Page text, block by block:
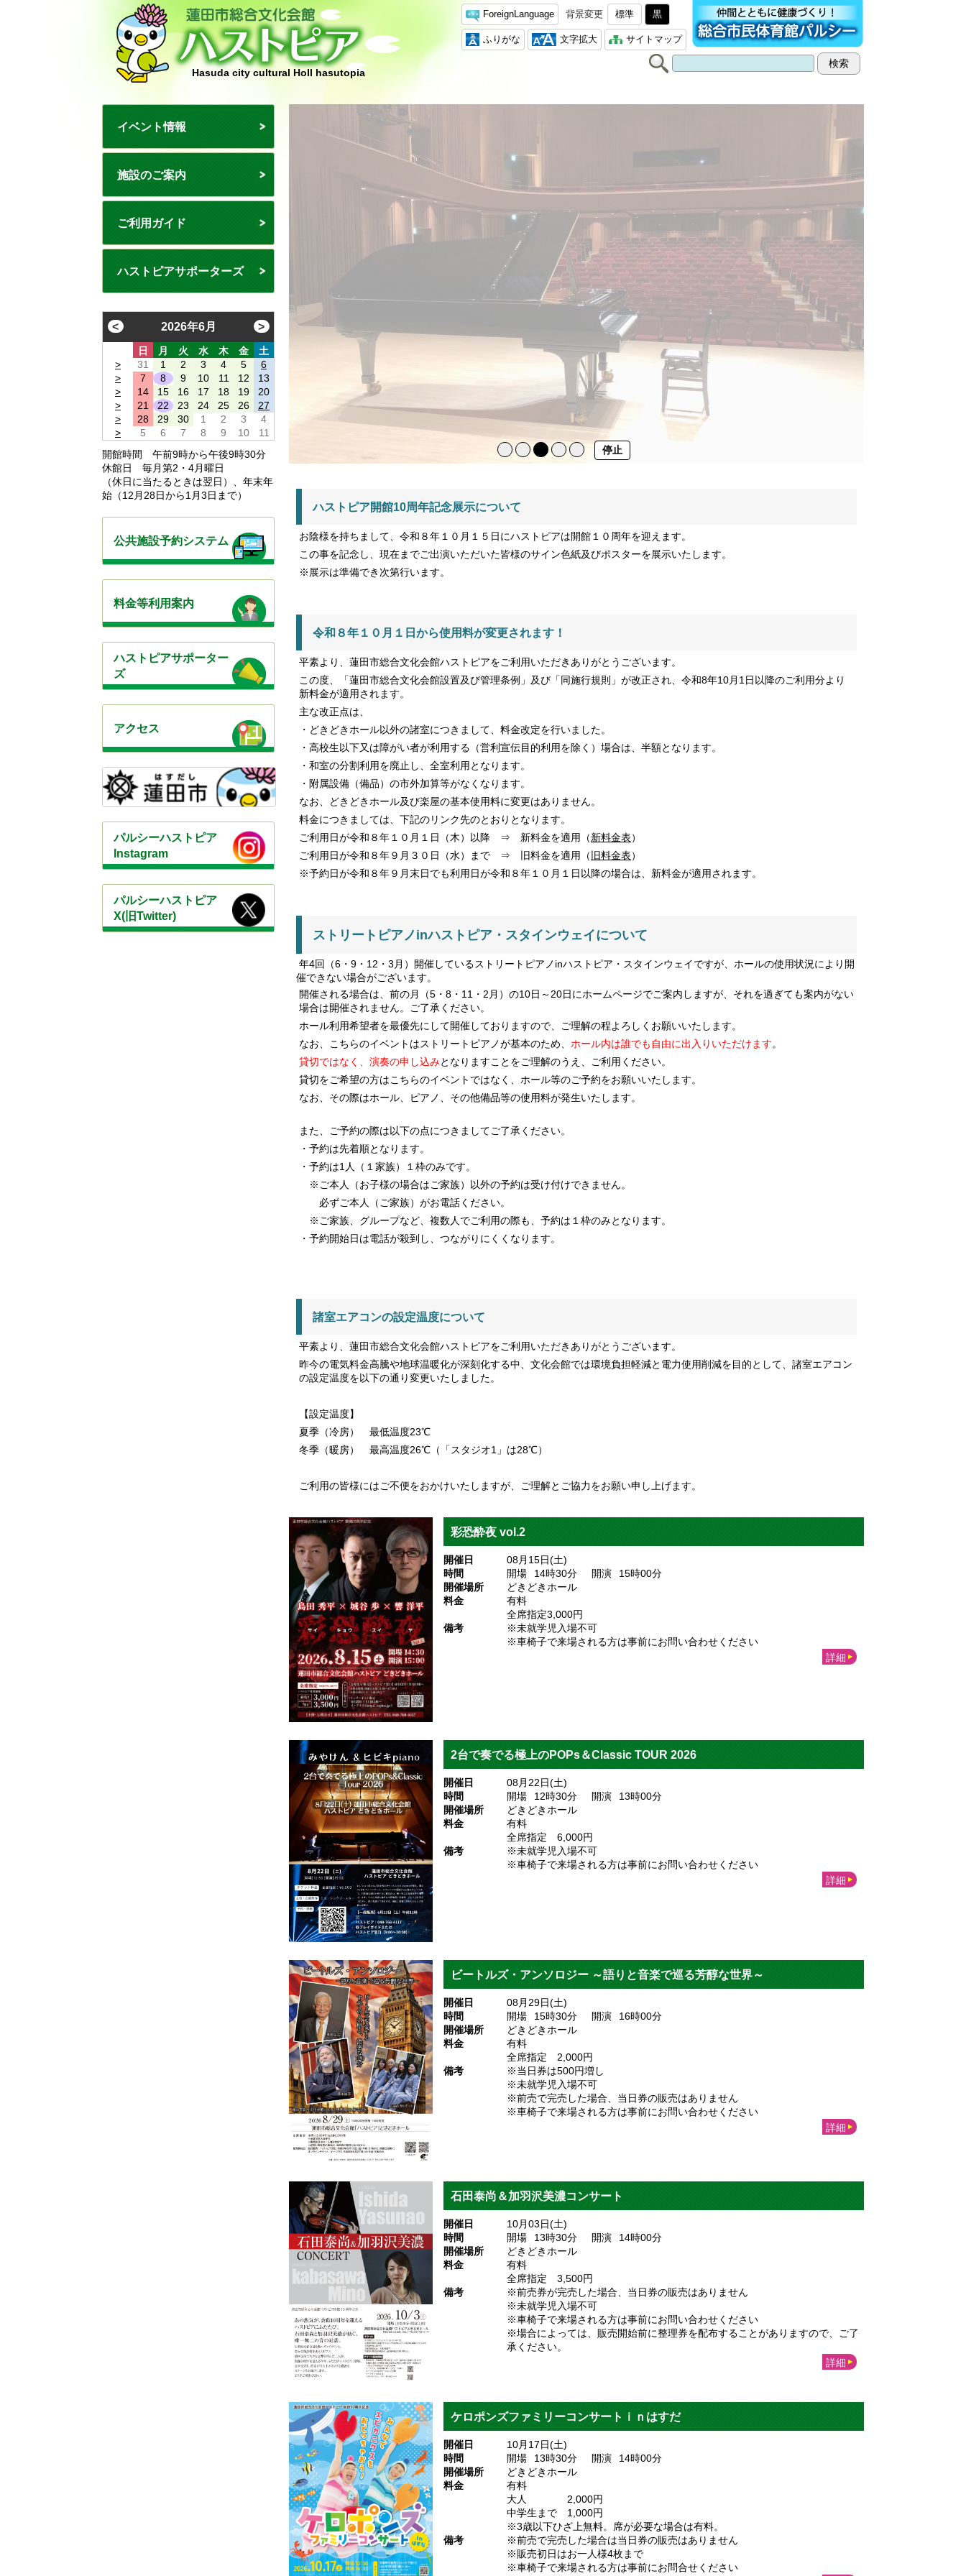
ForeignLanguage 背景変更 標準 黒
ふりがな 文字拡大 サイトマップ
Hasuda city cultural Holl hasutopia
イベント情報
施設のご案内
ご利用ガイド
ハストピアサポーターズ
< 2026年6月 >
日 月 火 水 木 金
土
>
31 1 2 3 4 5
6
>
7 8 9 10 11 12
13
>
14 15 16 17 18 19
20
>
21 22 23 24 25 26
27
>
28 29 30 1 2 3
4
>
5 6 7 8 9 10
11
開館時間 午前9時から午後9時30分
休館日 毎月第2・4月曜日
（休日に当たるときは翌日）、年末年
始（12月28日から1月3日まで）
公共施設予約システム
料金等利用案内
ハストピアサポーター
ズ
アクセス
パルシーハストピア
Instagram
パルシーハストピア
X(旧Twitter)
停止
ハストピア開館10周年記念展示について
お陰様を持ちまして、令和８年１０月１５日にハストピアは開館１０周年を迎えます。
この事を記念し、現在までご出演いただいた皆様のサイン色紙及びポスターを展示いたします。
※展示は準備でき次第行います。
令和８年１０月１日から使用料が変更されます！
平素より、蓮田市総合文化会館ハストピアをご利用いただきありがとうございます。
この度、「蓮田市総合文化会館設置及び管理条例」及び「同施行規則」が改正され、令和8年10月1日以降のご利用分より
新料金が適用されます。
主な改正点は、
・どきどきホール以外の諸室につきまして、料金改定を行いました。
・高校生以下又は障がい者が利用する（営利宣伝目的利用を除く）場合は、半額となります。
・和室の分割利用を廃止し、全室利用となります。
・附属設備（備品）の市外加算等がなくなります。
なお、どきどきホール及び楽屋の基本使用料に変更はありません。
料金につきましては、下記のリンク先のとおりとなります。
ご利用日が令和８年１０月１日（木）以降 ⇒ 新料金を適用（新料金表）
ご利用日が令和８年９月３０日（水）まで ⇒ 旧料金を適用（ 旧料金表）
※予約日が令和８年９月末日でも利用日が令和８年１０月１日以降の場合は、新料金が適用されます。
ストリートピアノinハストピア・スタインウェイについて
年4回（6・9・12・3月）開催しているストリートピアノinハストピア・スタインウェイですが、ホールの使用状況により開
催できない場合がございます。
開催される場合は、前の月（5・8・11・2月）の10日～20日にホームページでご案内しますが、それを過ぎても案内がない
場合は開催されません。ご了承ください。
ホール利用希望者を最優先にして開催しておりますので、ご理解の程よろしくお願いいたします。
なお、こちらのイベントはストリートピアノが基本のため、 ホール内は誰でも自由に出入りいただけます。
貸切ではなく、演奏の申し込みとなりますことをご理解のうえ、ご利用ください。
貸切をご希望の方はこちらのイベントではなく、ホール等のご予約をお願いいたします。
なお、その際はホール、ピアノ、その他備品等の使用料が発生いたします。
また、ご予約の際は以下の点につきましてご了承ください。
・予約は先着順となります。
・予約は1人（１家族）１枠のみです。
※ご本人（お子様の場合はご家族）以外の予約は受け付けできません。
必ずご本人（ご家族）がお電話ください。
※ご家族、グループなど、複数人でご利用の際も、予約は１枠のみとなります。
・予約開始日は電話が殺到し、つながりにくくなります。
諸室エアコンの設定温度について
平素より、蓮田市総合文化会館ハストピアをご利用いただきありがとうございます。
昨今の電気料金高騰や地球温暖化が深刻化する中、文化会館では環境負担軽減と電力使用削減を目的として、諸室エアコン
の設定温度を以下の通り変更いたしました。
【設定温度】
夏季（冷房） 最低温度23℃
冬季（暖房） 最高温度26℃（「スタジオ1」は28℃）
ご利用の皆様にはご不便をおかけいたしますが、ご理解とご協力をお願い申し上げます。
彩恐酔夜 vol.2
開催日
08月15日(土)
時間
開場 14時30分 開演 15時00分
開催場所
どきどきホール
料金
有料
全席指定3,000円
備考
※未就学児入場不可
※車椅子で来場される方は事前にお問い合わせください
詳細
2台で奏でる極上のPOPs＆Classic TOUR 2026
開催日
08月22日(土)
時間
開場 12時30分 開演 13時00分
開催場所
どきどきホール
料金
有料
全席指定 6,000円
備考
※未就学児入場不可
※車椅子で来場される方は事前にお問い合わせください
詳細
ビートルズ・アンソロジー ～語りと音楽で巡る芳醇な世界～
開催日
08月29日(土)
時間
開場 15時30分 開演 16時00分
開催場所
どきどきホール
料金
有料
全席指定 2,000円
備考
※当日券は500円増し
※未就学児入場不可
※前売で完売した場合、当日券の販売はありません
※車椅子で来場される方は事前にお問い合わせください
詳細
石田泰尚＆加羽沢美濃コンサート
開催日
10月03日(土)
時間
開場 13時30分 開演 14時00分
開催場所
どきどきホール
料金
有料
全席指定 3,500円
備考
※前売券が完売した場合、当日券の販売はありません
※未就学児入場不可
※車椅子で来場される方は事前にお問い合わせください
※場合によっては、販売開始前に整理券を配布することがありますので、ご了
承ください。
詳細
ケロポンズファミリーコンサートｉｎはすだ
開催日
10月17日(土)
時間
開場 13時30分 開演 14時00分
開催場所
どきどきホール
料金
有料
大人 2,000円
中学生まで 1,000円
※3歳以下ひざ上無料。席が必要な場合は有料。
備考
※前売で完売した場合は当日券の販売はありません
※販売初日はお一人様4枚まで
※車椅子で来場される方は事前にお問合せください